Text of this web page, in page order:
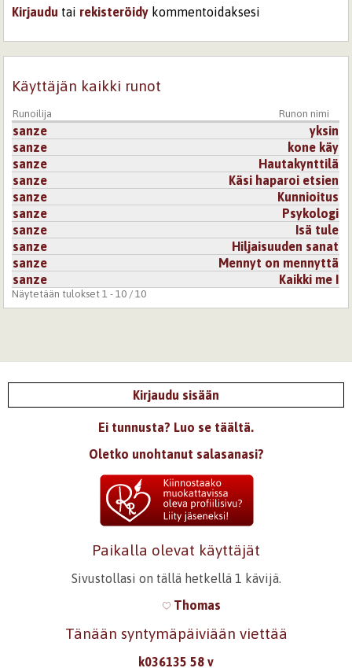
Kirjaudu tai rekisteröidy kommentoidaksesi
Käyttäjän kaikki runot
Runoilija Runon nimi
sanze
yksin
sanze
kone käy
sanze
Hautakynttilä
sanze
Käsi haparoi etsien
sanze
Kunnioitus
sanze
Psykologi
sanze
Isä tule
sanze
Hiljaisuuden sanat
sanze
Mennyt on mennyttä
sanze
Kaikki me I
Näytetään tulokset 1 - 10 / 10
Kirjaudu sisään
Ei tunnusta? Luo se täältä.
Oletko unohtanut salasanasi?
Paikalla olevat käyttäjät
Sivustollasi on tällä hetkellä 1 kävijä.
Thomas
Tänään syntymäpäiviään viettää
k036135 58 v